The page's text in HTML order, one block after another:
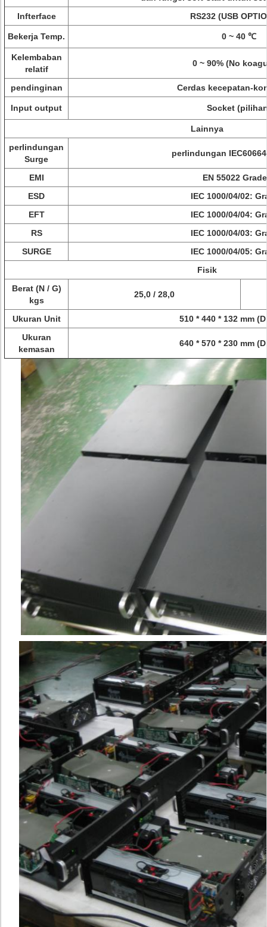
Infterface
RS232 (USB
Bekerja Temp. 0 ~ 40 ℃
Kelembaban
relatif
0 ~ 90% (No
pendinginan Cerdas kecepatan-
Input output Socket
Lainnya
perlindungan
Surge
perlindungan
EMI
EN 55022
ESD
IEC 1000/04/02:
EFT
IEC 1000/04/04:
RS
IEC 1000/04/03:
SURGE
IEC 1000/04/05:
Fisik
Berat (N / G)
kgs
25,0 / 28,0
Ukuran Unit
510 * 440 * 132 mm
Ukuran
kemasan
640 * 570 * 230 mm